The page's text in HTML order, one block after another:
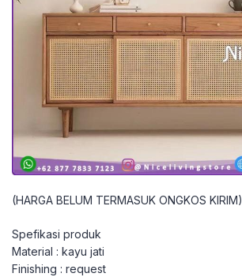
(HARGA BELUM TERMASUK ONGKOS KIRIM)
Spefikasi produk
Material : kayu jati
Finishing : request